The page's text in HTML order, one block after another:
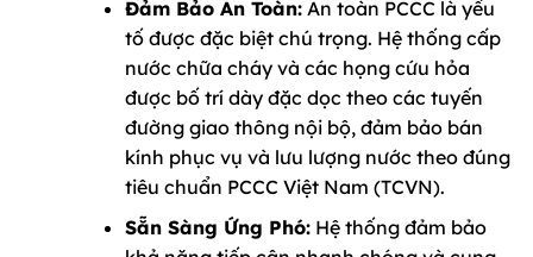
Đảm Bảo An Toàn:An toàn PCCC là yếu
tố được đặc biệt chú trọng. Hệ thống cấp
nước chữa cháy và các họng cứu hỏa
được bố trí dày đặc dọc theo các tuyến
đường giao thông nội bộ, đảm bảo bán
kính phục vụ và lưu lượng nước theo đúng
tiêu chuẩn PCCC Việt Nam (TCVN).
Sẵn Sàng Ứng Phó:Hệ thống đảm bảo